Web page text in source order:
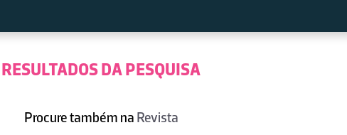
RESULTADOS DA PESQUISA
Procure também na Revista